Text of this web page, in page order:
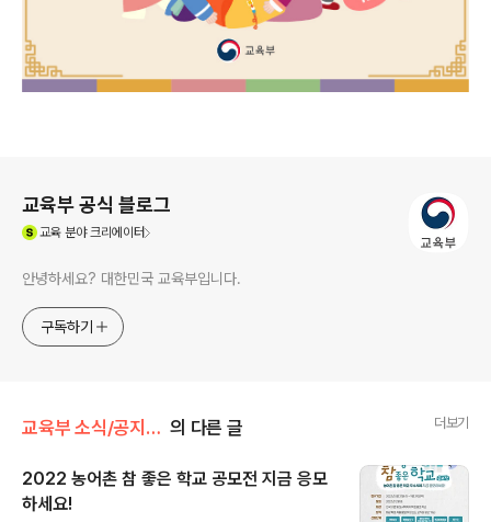
교육부 공식 블로그
교육분야 크리에이터
안녕하세요? 대한민국 교육부입니다.
구독하기
교육부 소식/공지사항 의 다른 글 더보기
2022 농어촌 참 좋은 학교 공모전 지금 응모
하세요!